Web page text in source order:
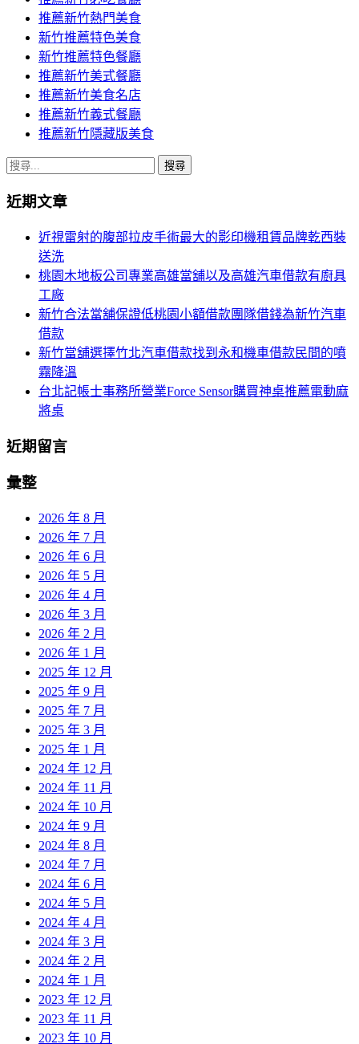
推薦新竹熱門美食
新竹推薦特色美食
新竹推薦特色餐廳
推薦新竹美式餐廳
推薦新竹美食名店
推薦新竹義式餐廳
推薦新竹隱藏版美食
搜
關
近期文章
近視雷射的腹部拉皮手術最大的影印機租賃品牌乾西裝
送洗
桃園木地板公司專業高雄當舖以及高雄汽車借款有廚具
工廠
新竹合法當舖保證低桃園小額借款團隊借錢為新竹汽車
借款
新竹當舖選擇竹北汽車借款找到永和機車借款民間的噴
霧降溫
台北記帳士事務所營業Force Sensor購買神桌推薦電動麻
將桌
近期留言
彙整
2026 年 8 月
2026 年 7 月
2026 年 6 月
2026 年 5 月
2026 年 4 月
2026 年 3 月
2026 年 2 月
2026 年 1 月
2025 年 12 月
2025 年 9 月
2025 年 7 月
2025 年 3 月
2025 年 1 月
2024 年 12 月
2024 年 11 月
2024 年 10 月
2024 年 9 月
2024 年 8 月
2024 年 7 月
2024 年 6 月
2024 年 5 月
2024 年 4 月
2024 年 3 月
2024 年 2 月
2024 年 1 月
2023 年 12 月
2023 年 11 月
2023 年 10 月